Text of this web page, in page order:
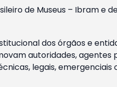
de Museus – Ibram e
dos órgãos e
autoridades, agentes
legais,